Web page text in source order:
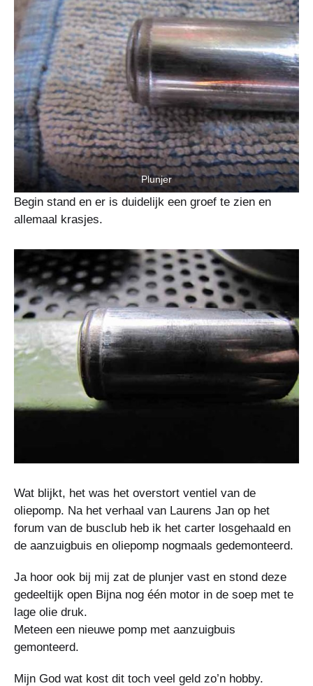
Plunjer
Begin stand en er is duidelijk een groef te zien en
allemaal krasjes.
Wat blijkt, het was het overstort ventiel van de
oliepomp. Na het verhaal van Laurens Jan op het
forum van de busclub heb ik het carter losgehaald en
de aanzuigbuis en oliepomp nogmaals gedemonteerd.
Ja hoor ook bij mij zat de plunjer vast en stond deze
gedeeltijk open Bijna nog één motor in de soep met te
lage olie druk.
Meteen een nieuwe pomp met aanzuigbuis
gemonteerd.
Mijn God wat kost dit toch veel geld zo’n hobby.